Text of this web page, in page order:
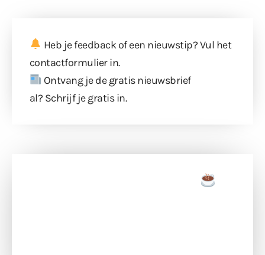
Heb je feedback of een nieuwstip? Vul het
contactformulierin.
Ontvang je de gratis nieuwsbrief
al? Schrijf je gratis in.